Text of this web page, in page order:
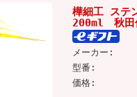
樺細工 ステ
200ml 秋田
メーカー:
型番:
価格: